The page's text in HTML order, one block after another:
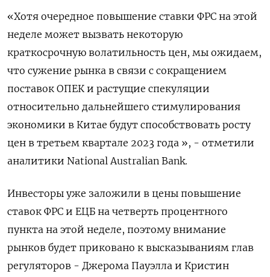
«Хотя очередное повышение ставки ФРС на этой
неделе может вызвать некоторую
краткосрочную волатильность цен, мы ожидаем,
что сужение рынка в связи с сокращением
поставок ОПЕК и растущие спекуляции
относительно дальнейшего стимулирования
экономики в Китае будут способствовать росту
цен в третьем квартале 2023 года », - отметили
аналитики National Australian Bank.
Инвесторы уже заложили в цены повышение
ставок ФРС и ЕЦБ на четверть процентного
пункта на этой неделе, поэтому внимание
рынков будет приковано к высказываниям глав
регуляторов - Джерома Пауэлла и Кристин